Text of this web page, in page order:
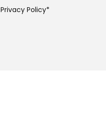
Privacy Policy*